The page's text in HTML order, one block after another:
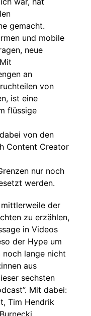
gemacht.
und mobile
neue
an
von
ist eine
flüssige
von den
Content Creator
nur noch
werden.
der
zu erzählen,
in Videos
der Hype um
lange nicht
aus
sechsten
Mit dabei:
Tim Hendrik